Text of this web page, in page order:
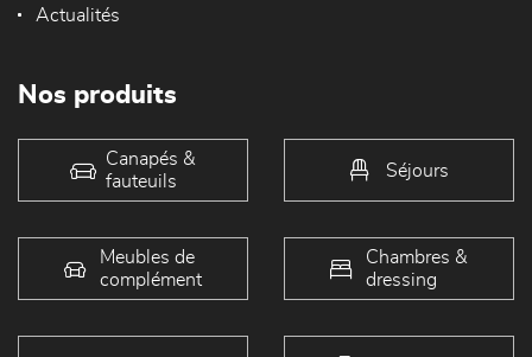
Actualités
Nos produits
Canapés &
fauteuils
Séjours
Meubles de
complément
Chambres &
dressing